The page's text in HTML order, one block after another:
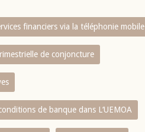
financiers via la téléphonie mobile
de conjoncture
de banque dans L‘UEMOA